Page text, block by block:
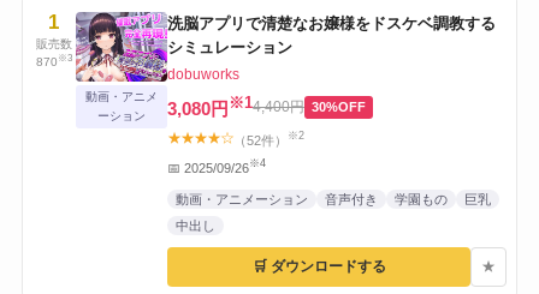
1
販売数
870 ※3
動画・アニメ
ーション
洗脳アプリで清楚なお嬢様をドスケベ調教する
シミュレーション
dobuworks
3,080円 ※14,400円 30%OFF
★★★★☆（52件） ※2
📅 2025/09/26※4
動画・アニメーション 音声付き 学園もの
巨乳
中出し
🛒 ダウンロードする ★